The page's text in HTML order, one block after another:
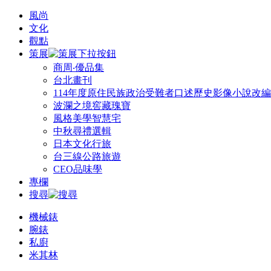
風尚
文化
觀點
策展
商周‧優品集
台北畫刊
114年度原住民族政治受難者口述歷史影像小說改
波瀾之境窖藏瑰寶
風格美學智慧宅
中秋尋禮選輯
日本文化行旅
台三線公路旅遊
CEO品味學
專欄
搜尋
機械錶
腕錶
私廚
米其林